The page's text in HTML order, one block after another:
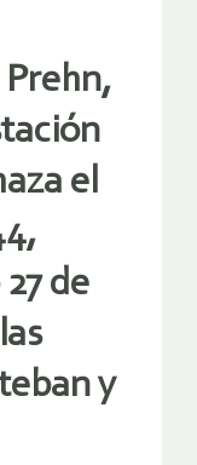
el
de
y